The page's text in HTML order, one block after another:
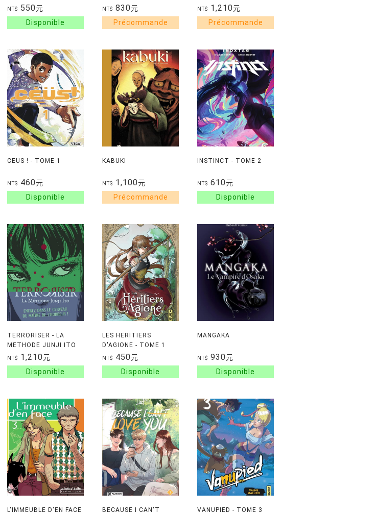
NT$ 550元 NT$ 830元
VINTAGE
NT$ 1,210元
CEUS ! - TOME 1
NT$ 460元
KABUKI
NT$ 1,100元
INSTINCT - TOME 2
NT$ 610元
TERRORISER - LA
METHODE JUNJI ITO
NT$ 1,210元
LES HERITIERS
D'AGIONE - TOME 1
NT$ 450元
MANGAKA
NT$ 930元
L'IMMEUBLE D'EN FACE
BECAUSE I CAN'T
VANUPIED - TOME 3